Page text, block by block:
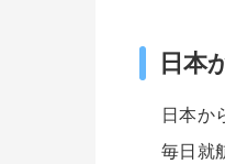
日本
日本か
毎日就